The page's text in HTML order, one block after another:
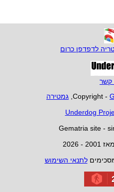
לדפדפן כרום
קשר
, גמטירה
Underdog
Gematria site -
2026
לתנאי השימוש